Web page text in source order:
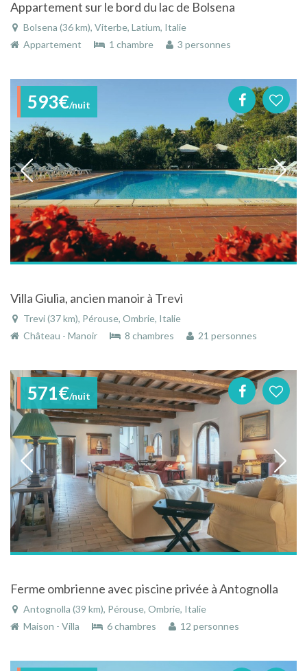
Appartement sur le bord du lac de Bolsena
Bolsena (36 km), Viterbe, Latium, Italie
Appartement
1 chambre 3 personnes
593€/nuit
Villa Giulia, ancien manoir à Trevi
Trevi (37 km), Pérouse, Ombrie, Italie
Château - Manoir
8 chambres 21 personnes
571€/nuit
Ferme ombrienne avec piscine privée à Antognolla
Antognolla (39 km), Pérouse, Ombrie, Italie
Maison - Villa
6 chambres 12 personnes